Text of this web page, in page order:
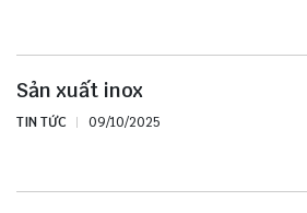
Sản xuất inox
TIN TỨC 09/10/2025